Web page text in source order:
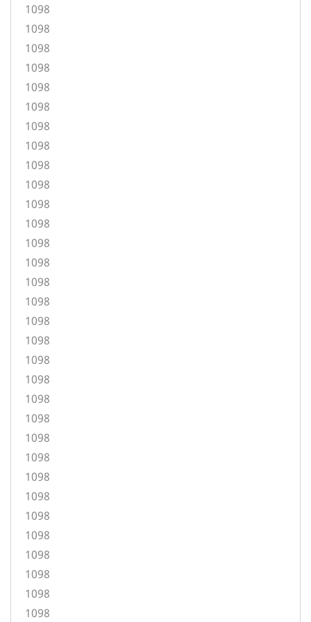
1098
1098
1098
1098
1098
1098
1098
1098
1098
1098
1098
1098
1098
1098
1098
1098
1098
1098
1098
1098
1098
1098
1098
1098
1098
1098
1098
1098
1098
1098
1098
1098